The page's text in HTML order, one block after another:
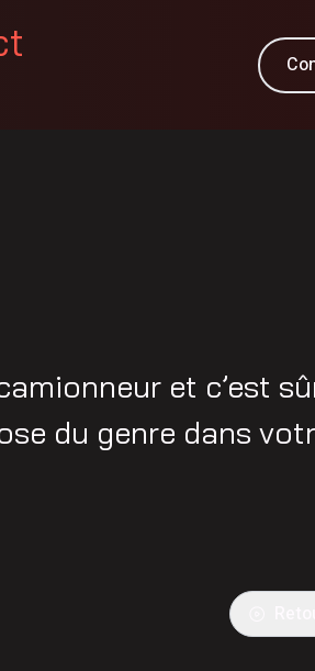
et c’est
du genre dans